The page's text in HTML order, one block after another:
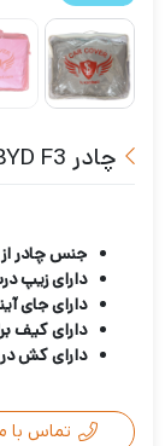
چادر BYD F3 لوکس سهیل مدل سی سی
جنس چادر از PVC
دارای زیپ
دارای جای
دارای کیف
دارای کش
تماس با